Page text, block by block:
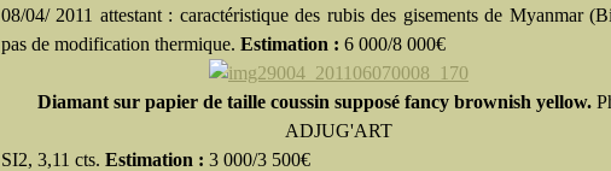
08/04/ 2011 attestant : caractéristique des rubis des gisements de Myanmar
pas de modification thermique. Estimation : 6 000/8 000€
Diamant sur papier de taille coussin supposé fancy brownish yellow.
ADJUG'ART
SI2, 3,11 cts. Estimation : 3 000/3 500€